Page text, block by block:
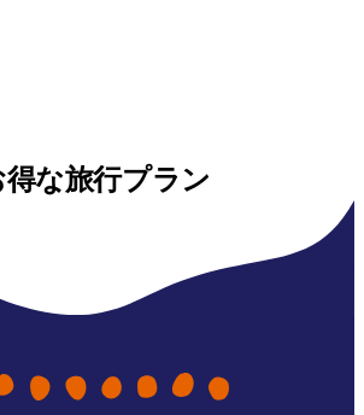
得な旅行プラン